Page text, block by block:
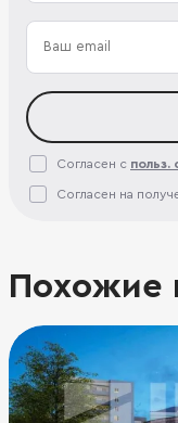
Согласен с польз.
Согласен на
Похожие